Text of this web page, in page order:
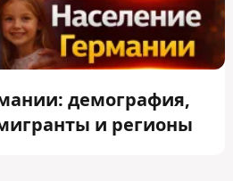
демография,
и регионы